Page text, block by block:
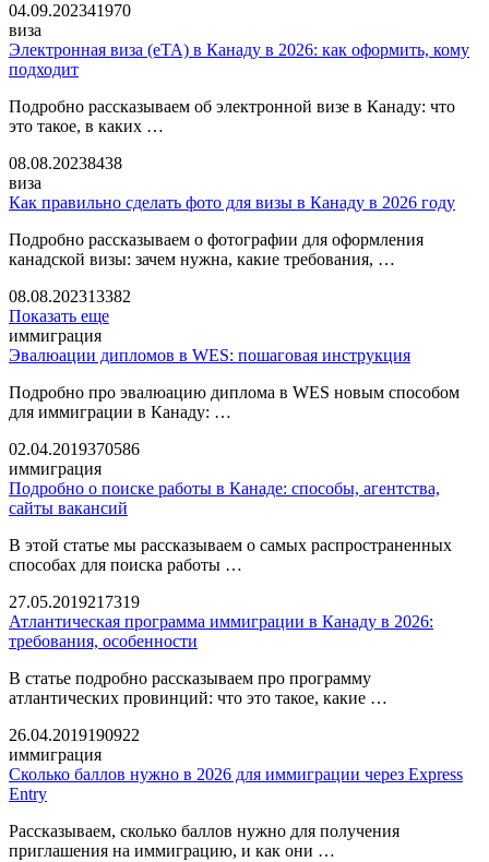
04.09.202341970
виза
Электронная виза (eTA) в Канаду в 2026: как оформить, кому
подходит
Подробно рассказываем об электронной визе в Канаду: что
это такое, в каких …
08.08.20238438
виза
Как правильно сделать фото для визы в Канаду в 2026 году
Подробно рассказываем о фотографии для оформления
канадской визы: зачем нужна, какие требования, …
08.08.202313382
Показать еще
иммиграция
Эвалюации дипломов в WES: пошаговая инструкция
Подробно про эвалюацию диплома в WES новым способом
для иммиграции в Канаду: …
02.04.2019370586
иммиграция
Подробно о поиске работы в Канаде: способы, агентства,
сайты вакансий
В этой статье мы рассказываем о самых распространенных
способах для поиска работы …
27.05.2019217319
Атлантическая программа иммиграции в Канаду в 2026:
требования, особенности
В статье подробно рассказываем про программу
атлантических провинций: что это такое, какие …
26.04.2019190922
иммиграция
Сколько баллов нужно в 2026 для иммиграции через Express
Entry
Рассказываем, сколько баллов нужно для получения
приглашения на иммиграцию, и как они …